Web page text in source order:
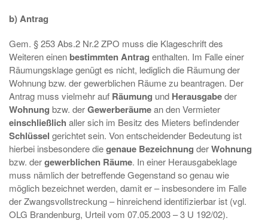
b) Antrag
Gem. § 253 Abs.2 Nr.2 ZPO muss die Klageschrift des
Weiteren einen bestimmten Antrag enthalten. Im Falle einer
Räumungsklage genügt es nicht, lediglich die Räumung der
Wohnung bzw. der gewerblichen Räume zu beantragen. Der
Antrag muss vielmehr auf Räumung und Herausgabeder
Wohnung bzw. derGewerberäumean den Vermieter
einschließlich aller sich im Besitz des Mieters befindender
Schlüssel gerichtet sein. Von entscheidender Bedeutung ist
hierbei insbesondere diegenaue Bezeichnung derWohnung
bzw. dergewerblichen Räume. In einer Herausgabeklage
muss nämlich der betreffende Gegenstand so genau wie
möglich bezeichnet werden, damit er – insbesondere im Falle
der Zwangsvollstreckung – hinreichend identifizierbar ist (vgl.
OLG Brandenburg, Urteil vom 07.05.2003 – 3 U 192/02).